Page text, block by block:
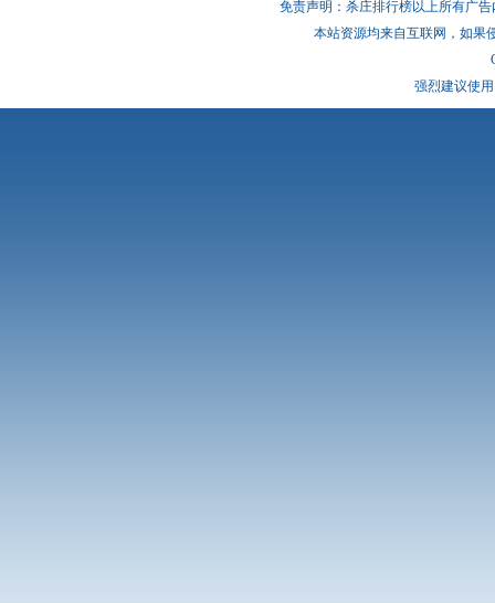
免责声明：杀庄排行榜以上所有广
本站资源均来自互联网，如果
强烈建议使